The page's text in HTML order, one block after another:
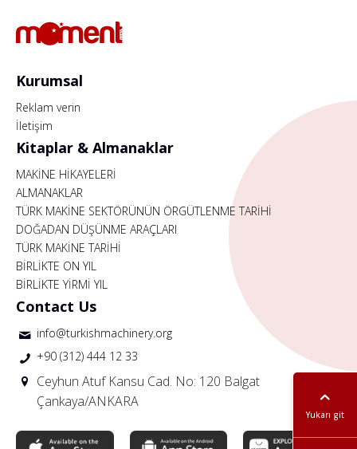
Yukarı git
Kurumsal
Reklam verin
İletişim
Kitaplar & Almanaklar
MAKİNE HİKAYELERİ
ALMANAKLAR
TÜRK MAKİNE SEKTÖRÜNÜN ÖRGÜTLENME TARİHİ
DOĞADAN DÜŞÜNME ARAÇLARI
TÜRK MAKİNE TARİHİ
BİRLİKTE ON YIL
BİRLİKTE YİRMİ YIL
Contact Us
info@turkishmachinery.org
+90 (312) 444 12 33
Ceyhun Atuf Kansu Cad. No: 120 Balgat
Çankaya/ANKARA